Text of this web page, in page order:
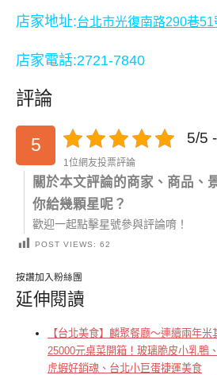
店家地址:台北市光復南路290巷51
店家電話:2721-7840
評論
5 5/5
1位網友投票評論
關於本文評論的商家、商品、
你給幾顆星呢？
歡迎一起點擊星號參與評論唷！
POST VIEWS: 62
按讚加入粉絲團
延伸閱讀
【台北美食】麟聚餐廳～連續兩年
25000元桌菜開箱！玻璃脆皮小乳鴨
虎蝦好銷魂、台北小巨蛋捷運美食